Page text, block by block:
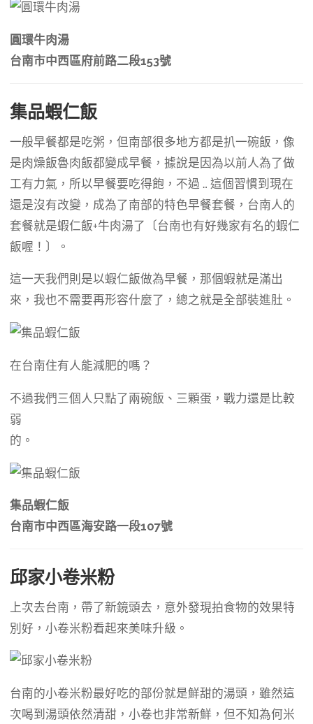
圓環牛肉湯
台南市中西區府前路二段153號
集品蝦仁飯
一般早餐都是吃粥，但南部很多地方都是扒一碗飯，像
是肉燥飯魯肉飯都變成早餐，據說是因為以前人為了做
工有力氣，所以早餐要吃得飽，不過 … 這個習慣到現在
還是沒有改變，成為了南部的特色早餐套餐，台南人的
套餐就是蝦仁飯+牛肉湯了〔台南也有好幾家有名的蝦仁
飯喔！〕。
這一天我們則是以蝦仁飯做為早餐，那個蝦就是滿出
來，我也不需要再形容什麼了，總之就是全部裝進肚。
在台南住有人能減肥的嗎？
不過我們三個人只點了兩碗飯、三顆蛋，戰力還是比較
弱
的。
集品蝦仁飯
台南市中西區海安路一段107號
邱家小卷米粉
上次去台南，帶了新鏡頭去，意外發現拍食物的效果特
別好，小卷米粉看起來美味升級。
台南的小卷米粉最好吃的部份就是鮮甜的湯頭，雖然這
次喝到湯頭依然清甜，小卷也非常新鮮，但不知為何米